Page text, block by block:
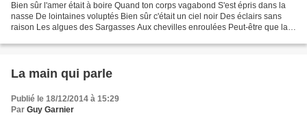
Bien sûr l'amer était à boire Quand ton corps vagabond S'est épris dans la
nasse De lointaines voluptés Bien sûr c'était un ciel noir Des éclairs sans
raison Les algues des Sargasses Aux chevilles enroulées Peut-être que la
La main qui parle
Publié le 18/12/2014 à 15:29
Par Guy Garnier